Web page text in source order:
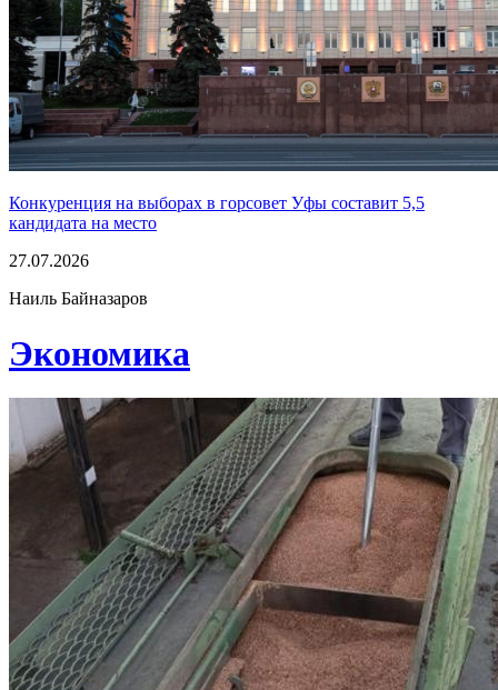
Конкуренция на выборах в горсовет Уфы составит 5,5
кандидата на место
27.07.2026
Наиль Байназаров
Экономика